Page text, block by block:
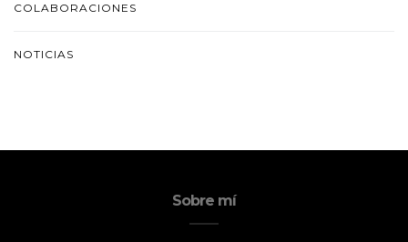
COLABORACIONES
NOTICIAS
Sobre mí